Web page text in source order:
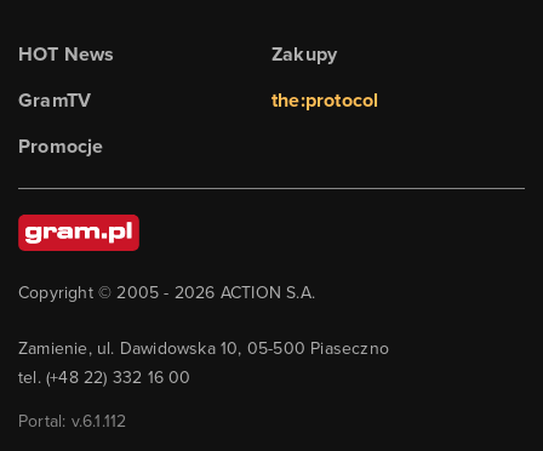
HOT News
GramTV
Promocje
Zakupy
the:protocol
Copyright © 2005 - 2026 ACTION S.A.
Zamienie, ul. Dawidowska 10, 05-500 Piaseczno
tel. (+48 22) 332 16 00
Portal: v.6.1.112